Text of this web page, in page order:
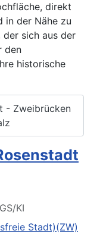
direkt
in der Nähe zu
der sich aus der
den
historische
- Zweibrücken
KI
Stadt)(ZW)